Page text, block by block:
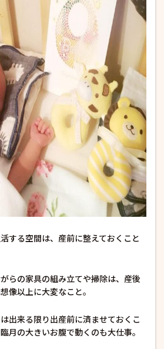
する空間は、産前に整えておくこと
らの家具の組み立てや掃除は、産後
像以上に大変なこと。
出来る限り出産前に済ませておくこ
月の大きいお腹で動くのも大仕事。